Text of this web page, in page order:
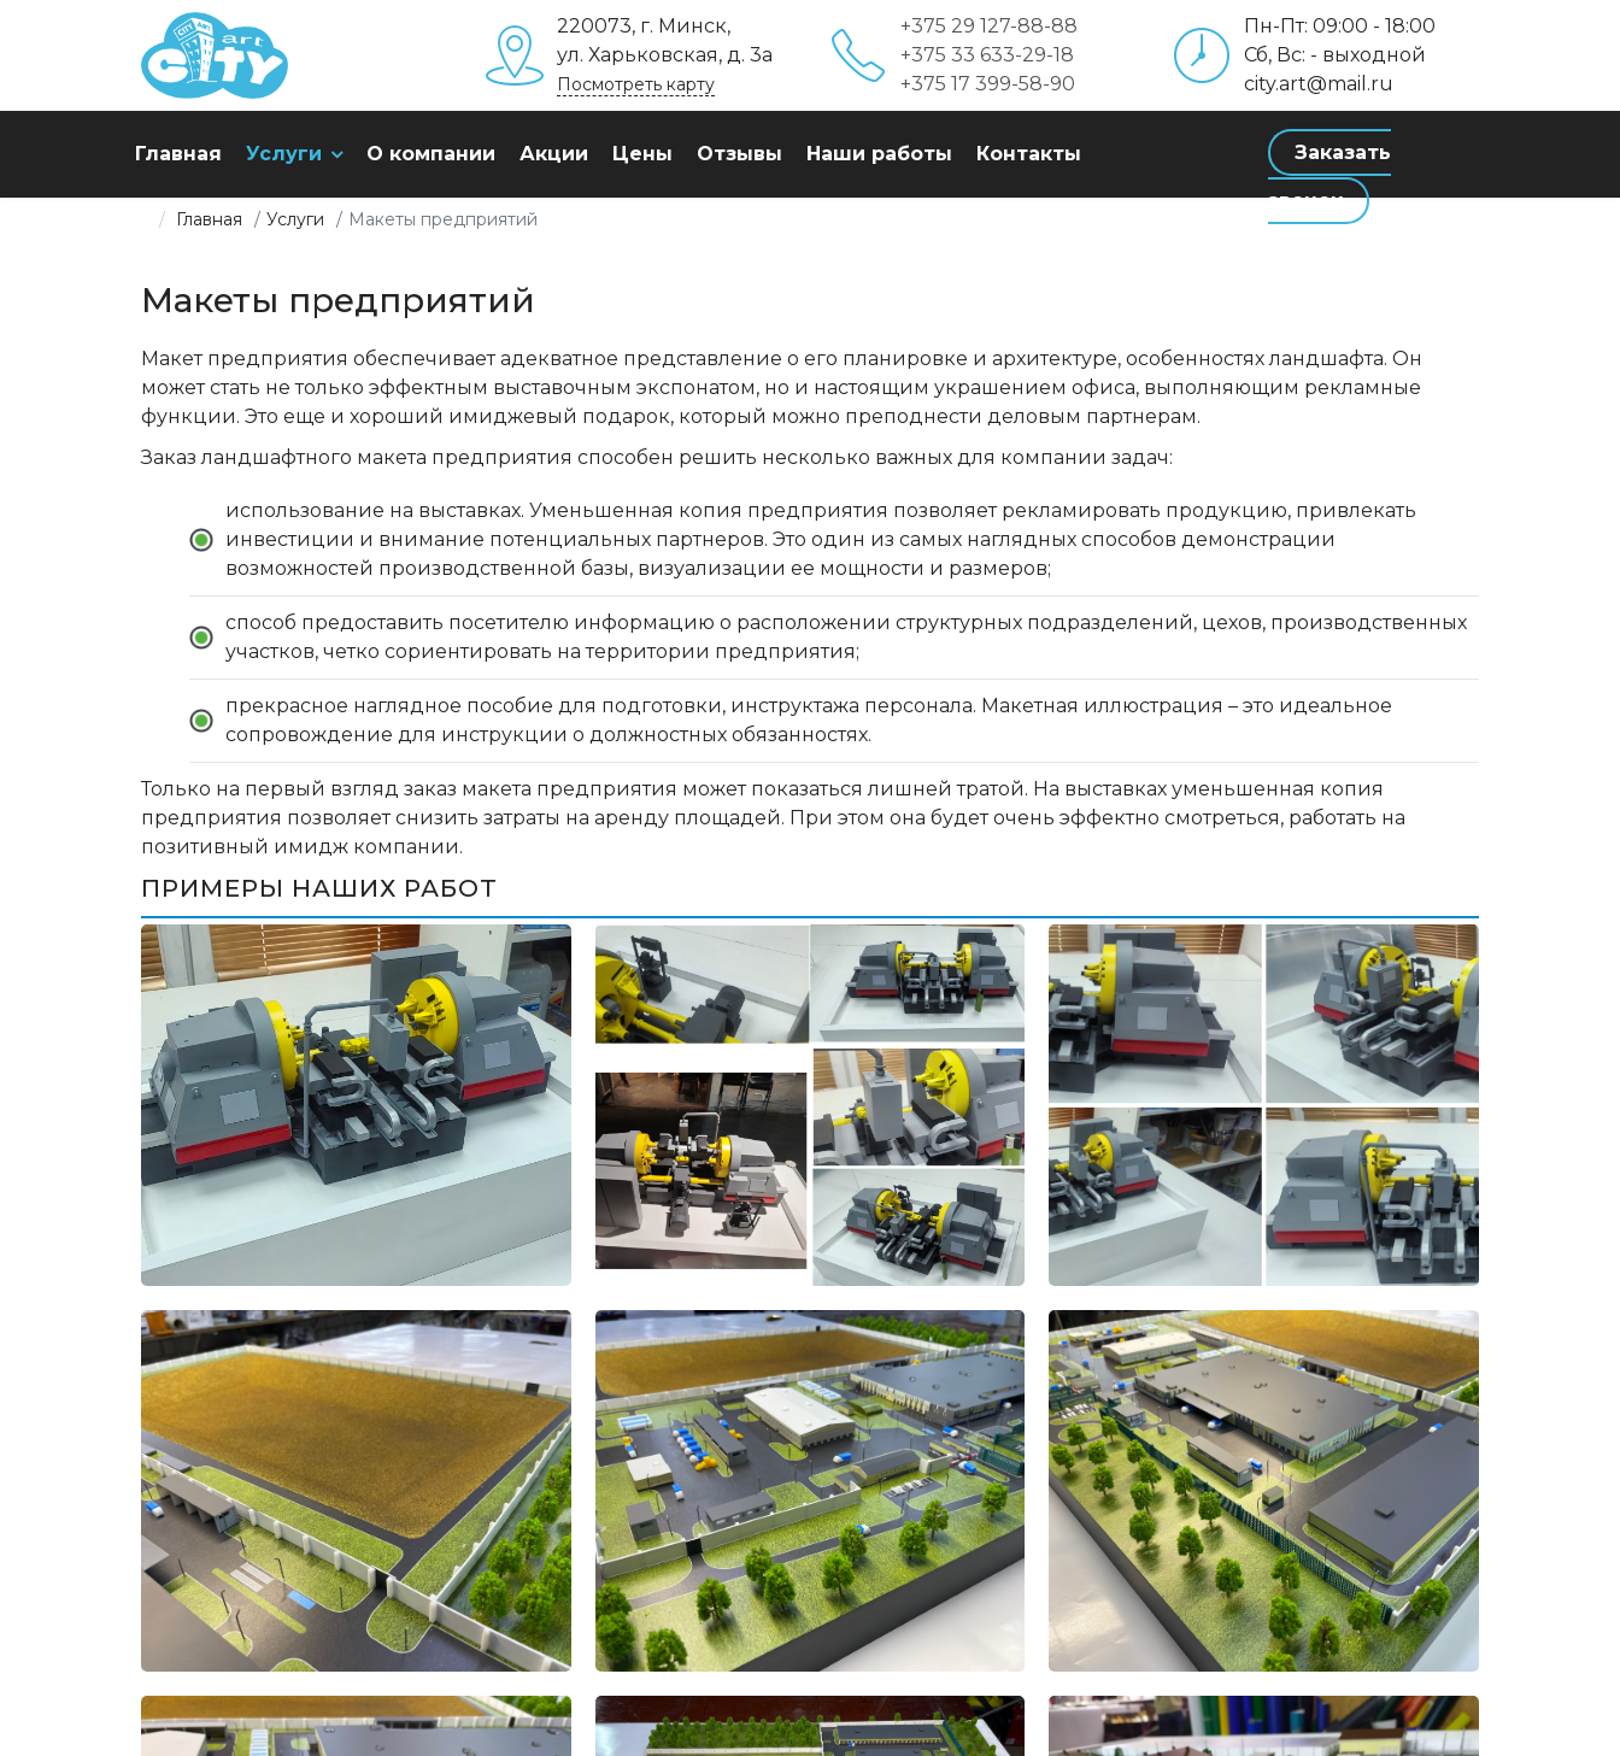
220073, г. Минск,
ул. Харьковская, д. 3а
Посмотреть карту
+375 29 127-88-88
+375 33 633-29-18
+375 17 399-58-90
Пн-Пт: 09:00 - 18:00
Сб, Вс: - выходной
city.art@mail.ru
Главная Услуги О компании Акции Цены Отзывы Наши работы Контакты Заказать
звонок
Главная Услуги Макеты предприятий
Макеты предприятий
Макет предприятия обеспечивает адекватное представление о его планировке и архитектуре, особенностях ландшафта. Он
может стать не только эффектным выставочным экспонатом, но и настоящим украшением офиса, выполняющим рекламные
функции. Это еще и хороший имиджевый подарок, который можно преподнести деловым партнерам.
Заказ ландшафтного макета предприятия способен решить несколько важных для компании задач:
использование на выставках. Уменьшенная копия предприятия позволяет рекламировать продукцию, привлекать
инвестиции и внимание потенциальных партнеров. Это один из самых наглядных способов демонстрации
возможностей производственной базы, визуализации ее мощности и размеров;
способ предоставить посетителю информацию о расположении структурных подразделений, цехов, производственных
участков, четко сориентировать на территории предприятия;
прекрасное наглядное пособие для подготовки, инструктажа персонала. Макетная иллюстрация – это идеальное
сопровождение для инструкции о должностных обязанностях.
Только на первый взгляд заказ макета предприятия может показаться лишней тратой. На выставках уменьшенная копия
предприятия позволяет снизить затраты на аренду площадей. При этом она будет очень эффектно смотреться, работать на
позитивный имидж компании.
ПРИМЕРЫ НАШИХ РАБОТ